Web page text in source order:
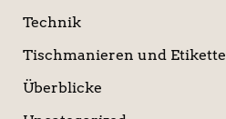
Technik
Tischmanieren und Etikette
Überblicke